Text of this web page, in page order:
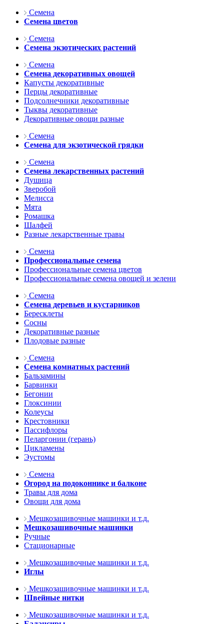
Семена
Семена цветов
Семена
Семена экзотических растений
Семена
Семена декоративных овощей
Капусты декоративные
Перцы декоративные
Подсолнечники декоративные
Тыквы декоративные
Декоративные овощи разные
Семена
Семена для экзотической грядки
Семена
Семена лекарственных растений
Душица
Зверобой
Мелисса
Мята
Ромашка
Шалфей
Разные лекарственные травы
Семена
Профессиональные семена
Профессиональные семена цветов
Профессиональные семена овощей и зелени
Семена
Семена деревьев и кустарников
Бересклеты
Сосны
Декоративные разные
Плодовые разные
Семена
Семена комнатных растений
Бальзамины
Барвинки
Бегонии
Глоксинии
Колеусы
Крестовники
Пассифлоры
Пеларгонии (герань)
Цикламены
Эустомы
Семена
Огород на подоконнике и балконе
Травы для дома
Овощи для дома
Мешкозашивочные машинки и т.д.
Мешкозашивочные машинки
Ручные
Стационарные
Мешкозашивочные машинки и т.д.
Иглы
Мешкозашивочные машинки и т.д.
Швейные нитки
Мешкозашивочные машинки и т.д.